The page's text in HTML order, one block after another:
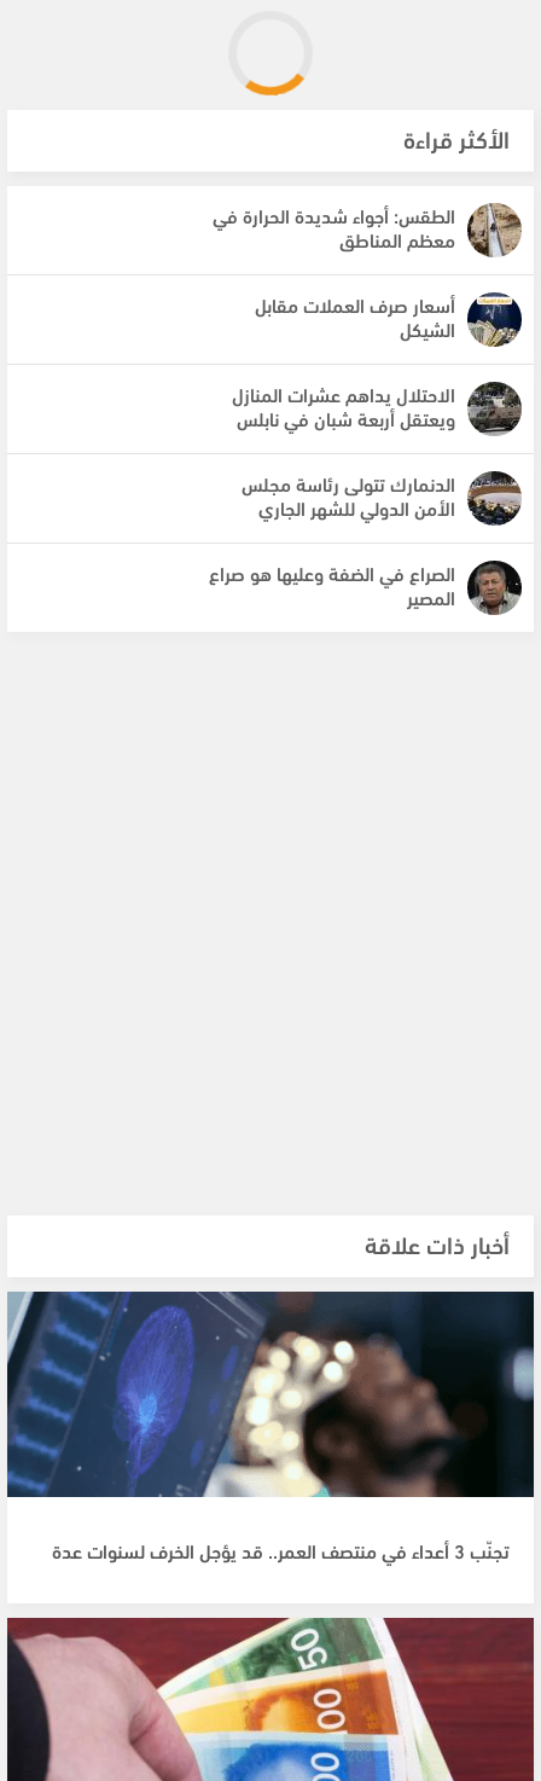
الأكثر قراءة
الطقس: أجواء شديدة الحرارة في
معظم المناطق
أسعار صرف العملات مقابل
الشيكل
الاحتلال يداهم عشرات المنازل
ويعتقل أربعة شبان في نابلس
الدنمارك تتولى رئاسة مجلس
الأمن الدولي للشهر الجاري
الصراع في الضفة وعليها هو صراع
المصير
أخبار ذات علاقة
تجنّب 3 أعداء في منتصف العمر.. قد يؤجل الخرف لسنوات عدة